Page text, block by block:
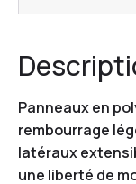
Panneaux en
rembourrage
latéraux
une liberté de